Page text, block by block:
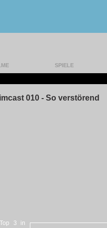
SPIELE
010 - So verstörend
3 in